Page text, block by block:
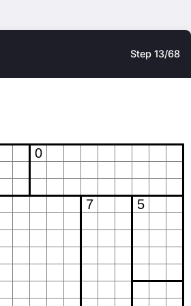
Step 13/68
0
7 5